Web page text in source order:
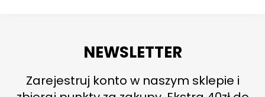
NEWSLETTER
Zarejestruj konto w naszym sklepie i